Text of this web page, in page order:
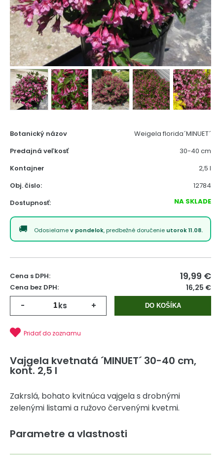
Botanický názov
Weigela florida´MINUET´
Predajná veľkosť
30-40 cm
Kontajner
2,5 l
Obj. čislo:
12784
Dostupnosť:
NA SKLADE
Odosielamev pondelok, predbežné doručenie utorok 11.08.
Cena s DPH: 19,99 €
Cena bez DPH: 16,25 €
- ks + DO KOŠÍKA
Pridať do zoznamu
Vajgela kvetnatá ´MINUET´ 30-40 cm,
kont. 2,5 l
Zakrslá, bohato kvitnúca vajgela s drobnými
zelenými listami a ružovo červenými kvetmi.
Parametre a vlastnosti